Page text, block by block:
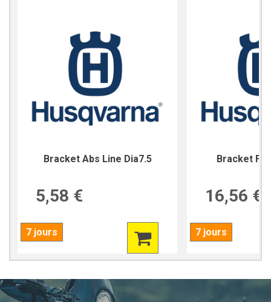
Bracket Abs Line Dia7.5
5,58 €
7 jours
Bracket
16,56 €
7 jours